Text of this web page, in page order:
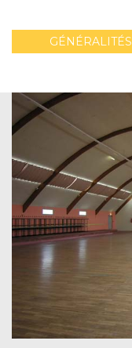
GÉNÉRALITÉS